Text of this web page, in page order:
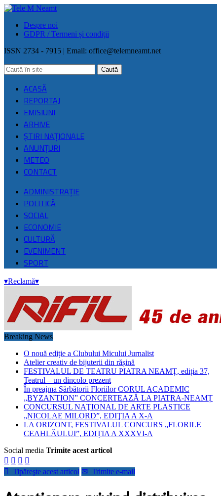
Despre noi
GDPR / Termeni și condiții
ISSN 2734 - 7915 | Email: office@telemneamt.net
ACASĂ
REPORTAJ
EMISIUNI
ARHIVE
ŞTIRI NAŢIONALE
ANUNȚURI
METEO
CONTACT
ADMINISTRAȚIE
POLITICĂ
SOCIAL
ECONOMIE
CULTURĂ
EVENIMENT
SPORT
▾Reclamă▾
Breaking News
O nouă ediție a Clubului Micului Jurnalist
Atelier creativ de bijuterii din rășină
FESTIVALUL DE TEATRU PIATRA NEAMȚ, ediția 37,
Teatrul – un dincolo prezent
În preajma Sărbătorii Floriilor CORUL ACADEMIC
„BYZANTION” CONCERTEAZĂ LA PIATRA-NEAMȚ
CONCURSUL NAŢIONAL DE ARTE PLASTICE
„NICOLAE MILORD”, EDIŢIA A X-A
LA ORIZONT, FESTIVALUL CONCURS „FLORILE
CEAHLĂULUI”, EDIȚIA A XXXVI-A
Social media Trimite acest articol
   

Tipăreşte acest articol ✉ Trimite e-mail